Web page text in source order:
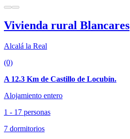
Vivienda rural Blancares
Alcalá la Real
(0)
A 12.3 Km de Castillo de Locubín.
Alojamiento entero
1 - 17 personas
7 dormitorios